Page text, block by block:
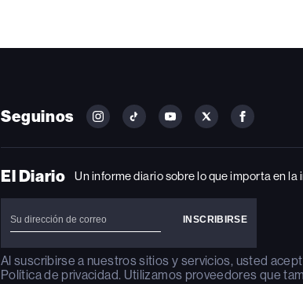
Seguinos
FOLLOW
ON
FOLLOW
ON
FOLLOW
ON
FOLLOW
ON
FOLLOW
ON
El Diario Un informe diario sobre lo que importa en la
Al suscribirse a nuestros sitios y servicios, usted
Política de privacidad. Utilizamos proveedores que